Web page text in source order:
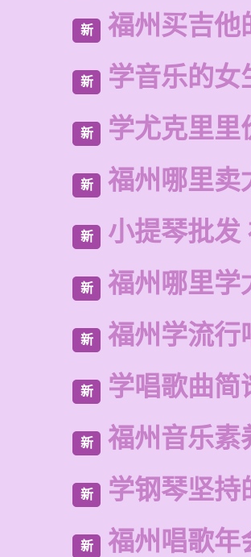
新 福州买吉他
新 学音乐的女
新 学尤克里里
新 福州哪里卖
新 小提琴批发
新 福州哪里学
新 福州学流行
新 学唱歌曲简
新 福州音乐素
新 学钢琴坚持
新 福州唱歌年